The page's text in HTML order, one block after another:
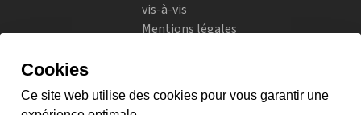
vis-à-vis
Mentions légales